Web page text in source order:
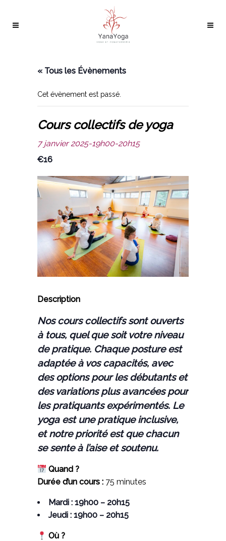
« Tous les Évènements
Cet évènement est passé.
Cours collectifs de yoga
7 janvier 2025-19h00-20h15
€16
Description
Nos cours collectifs sont ouverts
à tous, quel que soit votre niveau
de pratique. Chaque posture est
adaptée à vos capacités, avec
des options pour les débutants et
des variations plus avancées pour
les pratiquants expérimentés. Le
yoga est une pratique inclusive,
et notre priorité est que chacun
se sente à l’aise et soutenu.
Quand ?
Durée d’un cours : 75 minutes
Mardi : 19h00 – 20h15
Jeudi : 19h00 – 20h15
Où ?